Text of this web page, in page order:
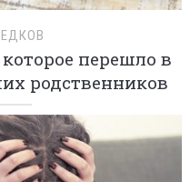
перешло в
родственников